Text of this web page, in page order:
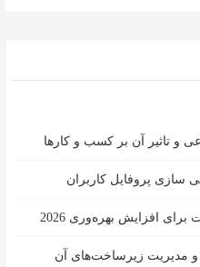
تاثیر آن بر کسب و کارها
سازی پروفایل کاربران
افزایش بهره‌وری 2026
زیرساخت‌های آن